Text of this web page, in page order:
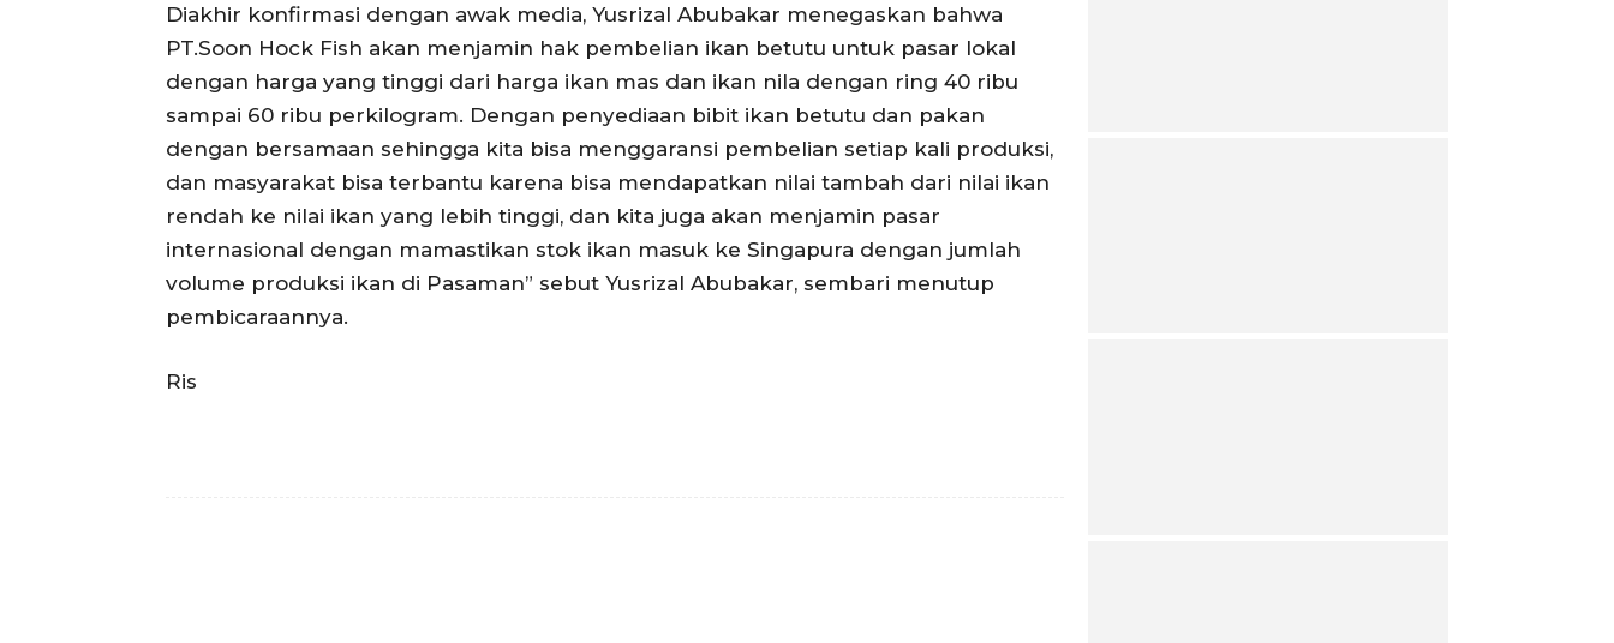
Diakhir konfirmasi dengan awak media, Yusrizal Abubakar menegaskan bahwa
PT.Soon Hock Fish akan menjamin hak pembelian ikan betutu untuk pasar lokal
dengan harga yang tinggi dari harga ikan mas dan ikan nila dengan ring 40 ribu
sampai 60 ribu perkilogram. Dengan penyediaan bibit ikan betutu dan pakan
dengan bersamaan sehingga kita bisa menggaransi pembelian setiap kali produksi,
dan masyarakat bisa terbantu karena bisa mendapatkan nilai tambah dari nilai ikan
rendah ke nilai ikan yang lebih tinggi, dan kita juga akan menjamin pasar
internasional dengan mamastikan stok ikan masuk ke Singapura dengan jumlah
volume produksi ikan di Pasaman” sebut Yusrizal Abubakar, sembari menutup
pembicaraannya.
Ris